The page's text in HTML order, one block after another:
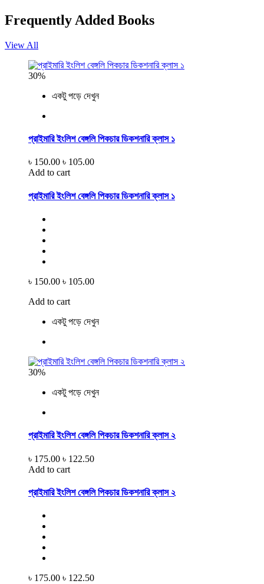
Frequently Added Books
View All
30%
একটু পড়ে দেখুন
প্রাইমারি ইংলিশ বেঙ্গলি পিকচার ডিকশনারি ক্লাস ১
৳ 150.00 ৳ 105.00
Add to cart
প্রাইমারি ইংলিশ বেঙ্গলি পিকচার ডিকশনারি ক্লাস ১
৳ 150.00 ৳ 105.00
Add to cart
একটু পড়ে দেখুন
30%
একটু পড়ে দেখুন
প্রাইমারি ইংলিশ বেঙ্গলি পিকচার ডিকশনারি ক্লাস ২
৳ 175.00 ৳ 122.50
Add to cart
প্রাইমারি ইংলিশ বেঙ্গলি পিকচার ডিকশনারি ক্লাস ২
৳ 175.00 ৳ 122.50